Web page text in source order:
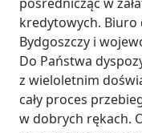
kredytowych. Biuro
Bydgoszczy i
Do Państwa
z wieloletnim
cały proces
w dobrych rękach.